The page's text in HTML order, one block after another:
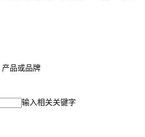
品或品牌
输入相关关键字